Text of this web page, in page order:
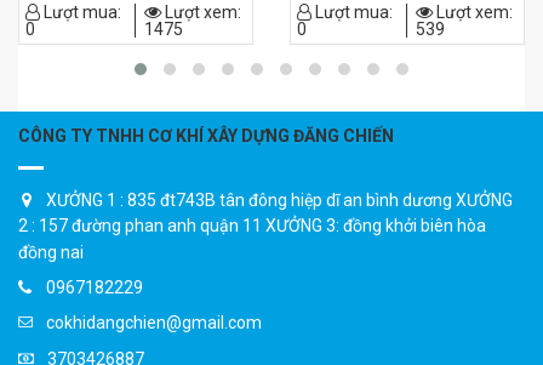
Lượt mua:
0
Lượt xem:
1475
Lượt mua:
0
Lượt xem:
539
CÔNG TY TNHH CƠ KHÍ XÂY DỰNG ĐĂNG CHIẾN
XƯỞNG 1 : 835 đt743B tân đông hiệp dĩ an bình dương XƯỞNG
2 : 157 đường phan anh quận 11 XƯỞNG 3: đồng khởi biên hòa
đồng nai
0967182229
cokhidangchien@gmail.com
3703426887